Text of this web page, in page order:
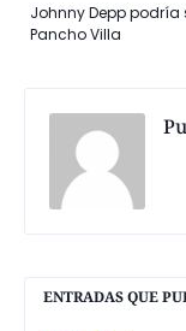
Johnny Depp podría
Pancho Villa
ENTRADAS QUE